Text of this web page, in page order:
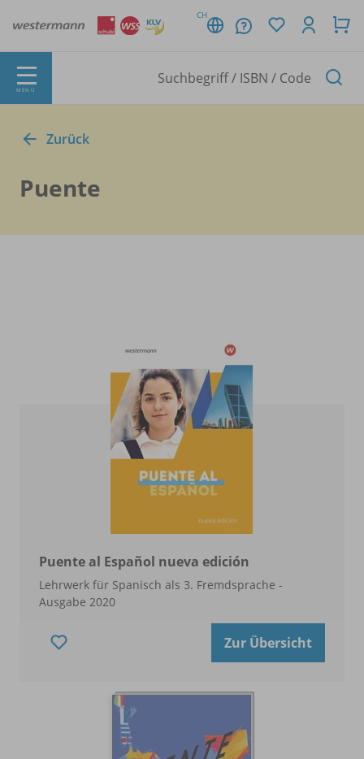
CH
MENÜ
Zurück
Puente
Puente al Español nueva edición
Lehrwerk für Spanisch als 3. Fremdsprache -
Ausgabe 2020
Zur Übersicht